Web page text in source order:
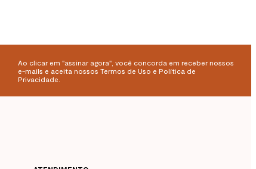
Ao clicar em "assinar agora", você concorda em receber nossos
e-mails e aceita nossos Termos de Uso e Política de
Privacidade.